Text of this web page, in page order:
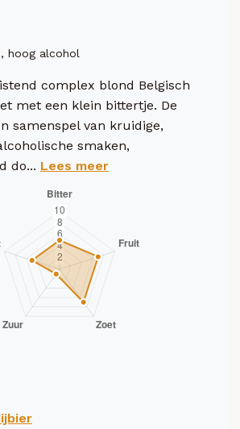
hoog alcohol
complex blond Belgisch
met een klein bittertje. De
samenspel van kruidige,
smaken,
do... Lees meer